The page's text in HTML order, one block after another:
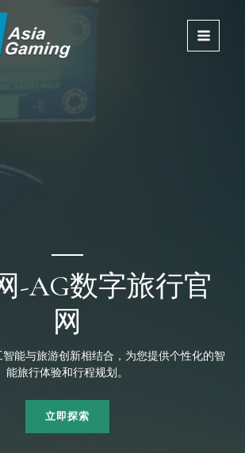
MENU
-AG数字旅行官
网
智能与旅游创新相结合，为您提供个性化的智
能旅行体验和行程规划。
立即探索